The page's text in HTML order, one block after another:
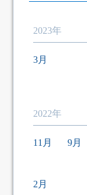
2023年
3月
2022年
11月 9月
2月